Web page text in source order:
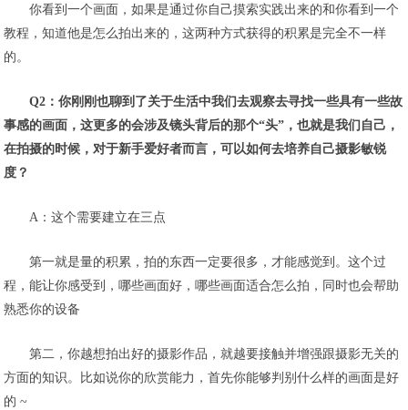
你看到一个画面，如果是通过你自己摸索实践出来的和你看到一个
教程，知道他是怎么拍出来的，这两种方式获得的积累是完全不一样
的。
Q2：你刚刚也聊到了关于生活中我们去观察去寻找一些具有一些故
事感的画面，这更多的会涉及镜头背后的那个“头”，也就是我们自己，
在拍摄的时候，对于新手爱好者而言，可以如何去培养自己摄影敏锐
度？
A：这个需要建立在三点
第一就是量的积累，拍的东西一定要很多，才能感觉到。这个过
程，能让你感受到，哪些画面好，哪些画面适合怎么拍，同时也会帮助
熟悉你的设备
第二，你越想拍出好的摄影作品，就越要接触并增强跟摄影无关的
方面的知识。比如说你的欣赏能力，首先你能够判别什么样的画面是好
的 ~